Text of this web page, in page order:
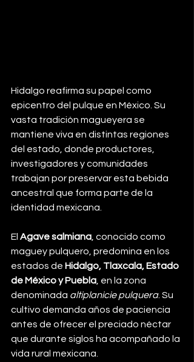
Hidalgo reafirma su papel como
epicentro del pulque en México. Su
vasta tradición magueyera se
mantiene viva en distintas regiones
del estado, donde productores,
investigadores y comunidades
trabajan por preservar esta bebida
ancestral que forma parte de la
identidad mexicana.
El Agave salmiana , conocido como
maguey pulquero, predomina en los
estados de Hidalgo, Tlaxcala, Estado
de México y Puebla , en la zona
denominada altiplanicie pulquera. Su
cultivo demanda años de paciencia
antes de ofrecer el preciado néctar
que durante siglos ha acompañado la
vida rural mexicana.